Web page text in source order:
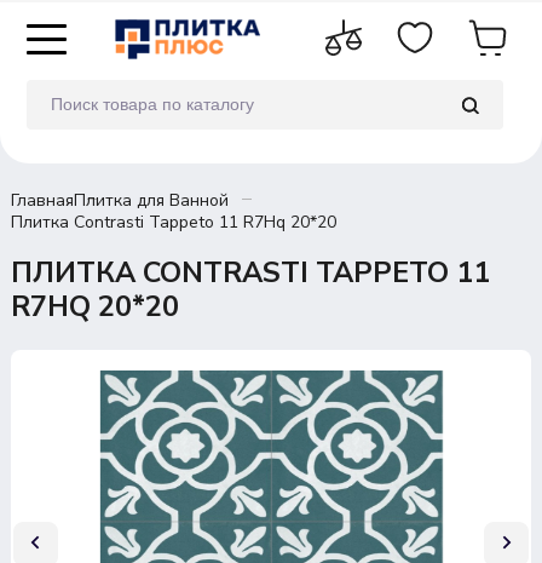
ГлавнаяПлитка для Ванной
Плитка Contrasti Tappeto 11 R7Hq 20*20
ПЛИТКА CONTRASTI TAPPETO 11
R7HQ 20*20